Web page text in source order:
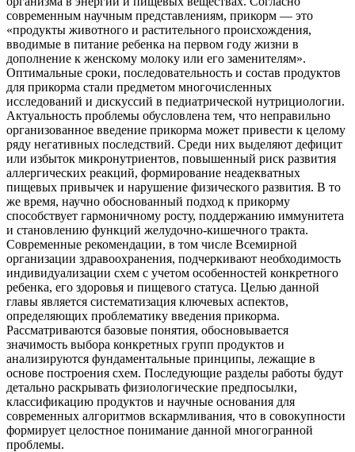
современным научным представлениям, прикорм — это
«продукты животного и растительного происхождения,
вводимые в питание ребенка на первом году жизни в
дополнение к женскому молоку или его заменителям».
Оптимальные сроки, последовательность и состав продуктов
для прикорма стали предметом многочисленных
исследований и дискуссий в педиатрической нутрициологии.
Актуальность проблемы обусловлена тем, что неправильно
организованное введение прикорма может привести к целому
ряду негативных последствий. Среди них выделяют дефицит
или избыток микронутриентов, повышенный риск развития
аллергических реакций, формирование неадекватных
пищевых привычек и нарушение физического развития. В то
же время, научно обоснованный подход к прикорму
способствует гармоничному росту, поддержанию иммунитета
и становлению функций желудочно-кишечного тракта.
Современные рекомендации, в том числе Всемирной
организации здравоохранения, подчеркивают необходимость
индивидуализации схем с учетом особенностей конкретного
ребенка, его здоровья и пищевого статуса. Целью данной
главы является систематизация ключевых аспектов,
определяющих проблематику введения прикорма.
Рассматриваются базовые понятия, обосновывается
значимость выбора конкретных групп продуктов и
анализируются фундаментальные принципы, лежащие в
основе построения схем. Последующие разделы работы будут
детально раскрывать физиологические предпосылки,
классификацию продуктов и научные основания для
современных алгоритмов вскармливания, что в совокупности
формирует целостное понимание данной многогранной
проблемы.